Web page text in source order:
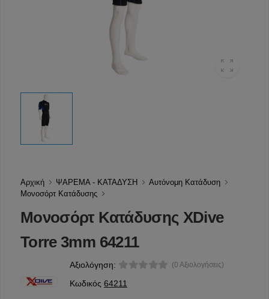
Αρχική ΨΑΡΕΜΑ - ΚΑΤΑΔΥΣΗ
Αυτόνομη Κατάδυση
Μονοσόρτ Κατάδυσης
Μονοσόρτ Κατάδυσης XDive
Torre 3mm 64211
Αξιολόγηση: (0 Αξιολογήσεις)
Κωδικός 64211